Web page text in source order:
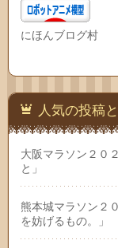
にほんブログ村
人気の投稿
大阪マラソン２０
と」
熊本城マラソン２
を妨げるもの。」